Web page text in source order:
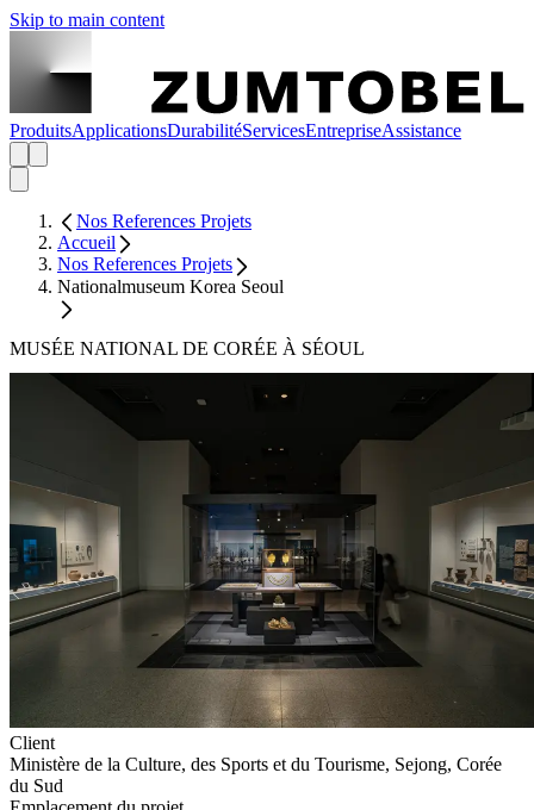
Skip to main content
ProduitsApplicationsDurabilitéServicesEntrepriseAssistance
Nos References Projets
Accueil
Nos References Projets
Nationalmuseum Korea Seoul
MUSÉE NATIONAL DE CORÉE À SÉOUL
Client
Ministère de la Culture, des Sports et du Tourisme, Sejong, Corée
du Sud